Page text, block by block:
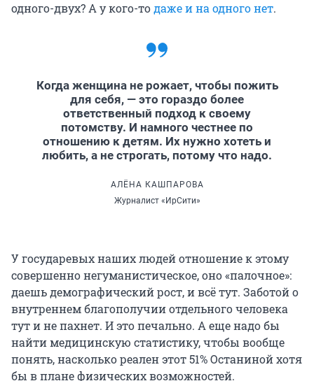
одного-двух? А у кого-тодаже и на одного нет.
Когда женщина не рожает, чтобы пожить
для себя, — это гораздо более
ответственный подход к своему
потомству. И намного честнее по
отношению к детям. Их нужно хотеть и
любить, а не строгать, потому что надо.
АЛЁНА КАШПАРОВА
Журналист «ИрСити»
У государевых наших людей отношение к этому
совершенно негуманистическое, оно «палочное»:
даешь демографический рост, и всё тут. Заботой о
внутреннем благополучии отдельного человека
тут и не пахнет. И это печально. А еще надо бы
найти медицинскую статистику, чтобы вообще
понять, насколько реален этот 51% Останиной хотя
бы в плане физических возможностей.